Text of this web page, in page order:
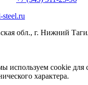
steel.ru
обл., г. Нижний
используем cookie для
характера.